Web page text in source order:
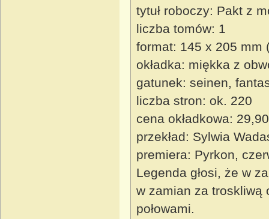
tytuł roboczy: Pakt z
liczba tomów: 1
format: 145 x 205 mm
okładka: miękka z
gatunek: seinen,
liczba stron: ok. 220
cena okładkowa: 29,90
przekład: Sylwia
premiera: Pyrkon,
Legenda głosi, że w
w zamian za troskliwą
połowami.